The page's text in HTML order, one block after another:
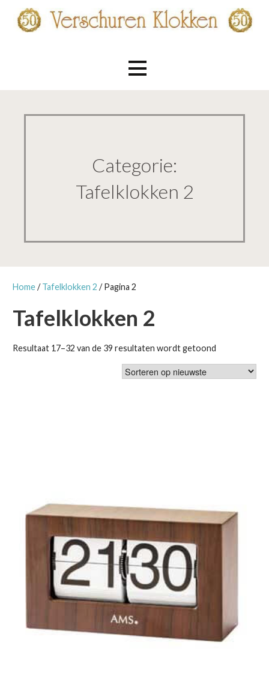
Categorie:
Tafelklokken 2
Home/Tafelklokken 2 / Pagina 2
Tafelklokken 2
Resultaat 17–32 van de 39 resultaten wordt getoondGesorteerd
op
nieuwste